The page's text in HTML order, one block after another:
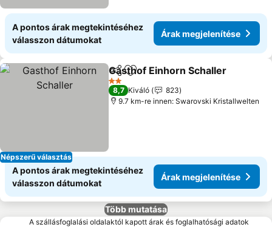
A pontos árak megtekintéséhez
válasszon dátumokat
Árak megjelenítése
Népszerű választás
Megosztás
Hozzáadás a kedvencekhez
Gasthof Einhorn Schaller
2 Kategória
8,7 Kiváló
823
9.7 km-re innen: Swarovski Kristallwelten
A pontos árak megtekintéséhez
válasszon dátumokat
Árak megjelenítése
Több mutatása
A szállásfoglalási oldalaktól kapott árak és foglalhatósági adatok